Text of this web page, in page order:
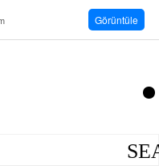
Görüntüle